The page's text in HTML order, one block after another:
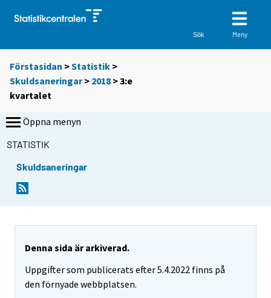
Sök Meny
Förstasidan >Statistik >
Skuldsaneringar> 2018 >3:e
kvartalet
Öppna menyn
STATISTIK
Skuldsaneringar
Denna sida är arkiverad.
Uppgifter som publicerats efter 5.4.2022 finns på
den förnyade webbplatsen.